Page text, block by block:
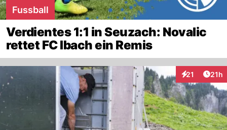
Fussball
Verdientes 1:1 in Seuzach: Novalic
rettet FC Ibach ein Remis
21
Interaktionen
21h